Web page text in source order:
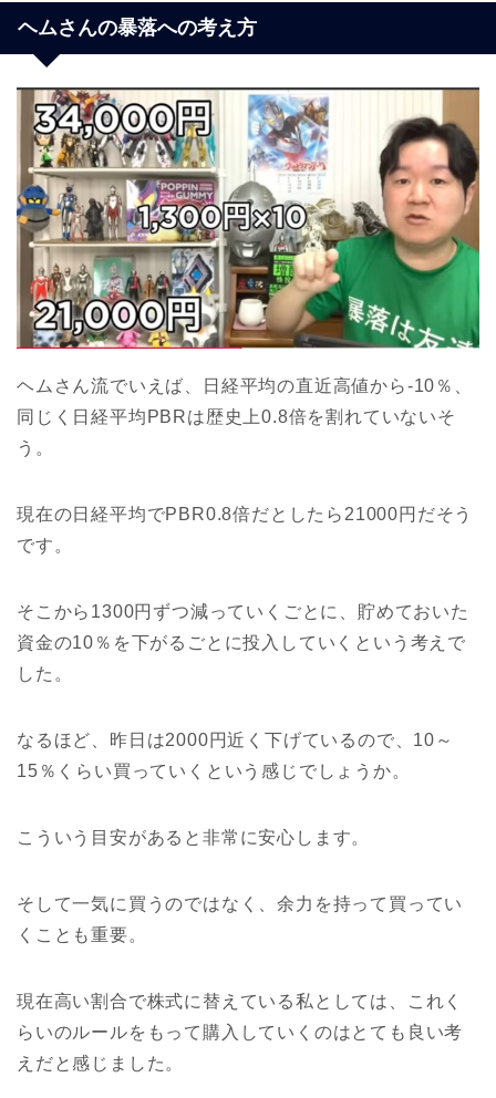
ヘムさんの暴落への考え方
ヘムさん流でいえば、日経平均の直近高値から-10％、
同じく日経平均PBRは歴史上0.8倍を割れていないそ
う。
現在の日経平均でPBR0.8倍だとしたら21000円だそう
です。
そこから1300円ずつ減っていくごとに、貯めておいた
資金の10％を下がるごとに投入していくという考えで
した。
なるほど、昨日は2000円近く下げているので、10～
15％くらい買っていくという感じでしょうか。
こういう目安があると非常に安心します。
そして一気に買うのではなく、余力を持って買ってい
くことも重要。
現在高い割合で株式に替えている私としては、これく
らいのルールをもって購入していくのはとても良い考
えだと感じました。